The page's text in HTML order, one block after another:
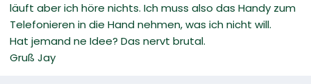
läuft aber ich höre nichts. Ich muss also das Handy zum
Telefonieren in die Hand nehmen, was ich nicht will.
Hat jemand ne Idee? Das nervt brutal.
Gruß Jay